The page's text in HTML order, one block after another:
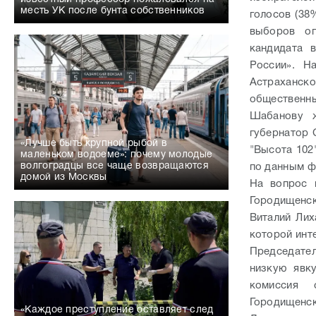
месть УК после бунта собственников
«Лучше быть крупной рыбой в
маленьком водоеме»: почему молодые
волгоградцы все чаще возвращаются
домой из Москвы
«Каждое преступление оставляет след
голосов
выборов
кандидата
России».
Шабанову
"Высота
по данным
На вопрос
Виталий
которой
низкую
комиссия